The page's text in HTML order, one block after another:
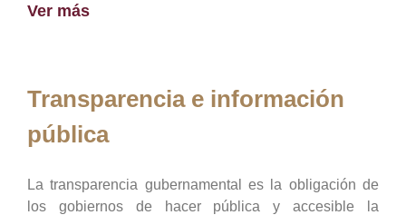
Ver más
Transparencia e información
pública
La transparencia gubernamental es la obligación de
los gobiernos de hacer pública y accesible la